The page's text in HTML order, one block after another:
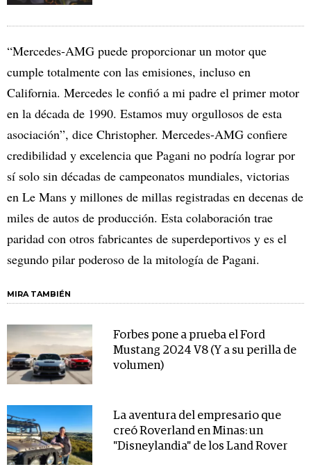
“Mercedes-AMG puede proporcionar un motor que
cumple totalmente con las emisiones, incluso en
California. Mercedes le confió a mi padre el primer motor
en la década de 1990. Estamos muy orgullosos de esta
asociación”, dice Christopher. Mercedes-AMG confiere
credibilidad y excelencia que Pagani no podría lograr por
sí solo sin décadas de campeonatos mundiales, victorias
en Le Mans y millones de millas registradas en decenas de
miles de autos de producción. Esta colaboración trae
paridad con otros fabricantes de superdeportivos y es el
segundo pilar poderoso de la mitología de Pagani.
MIRA TAMBIÉN
Forbes pone a prueba el Ford
Mustang 2024 V8 (Y a su perilla de
volumen)
La aventura del empresario que
creó Roverland en Minas: un
"Disneylandia" de los Land Rover